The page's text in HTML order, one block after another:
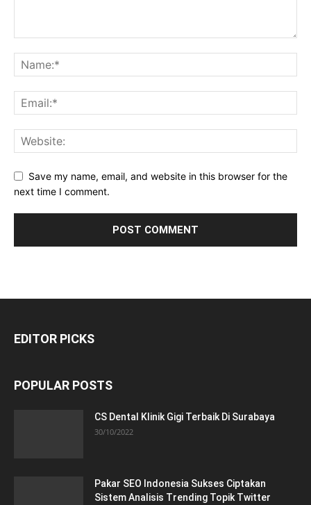
Save my name, email, and website in this browser for the
next time I comment.
EDITOR PICKS
POPULAR POSTS
CS Dental Klinik Gigi Terbaik Di Surabaya
30/10/2022
Pakar SEO Indonesia Sukses Ciptakan
Sistem Analisis Trending Topik Twitter